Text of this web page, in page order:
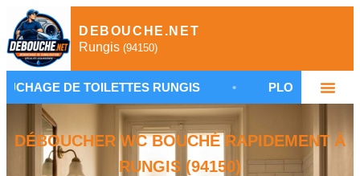
DEBOUCHE.NET
Rungis (94150)
TOILETTES RUNGIS • PLOMBIER URGENCE 94150
DÉBOUCHER WC BOUCHÉ RAPIDEMENT À
RUNGIS (94150)